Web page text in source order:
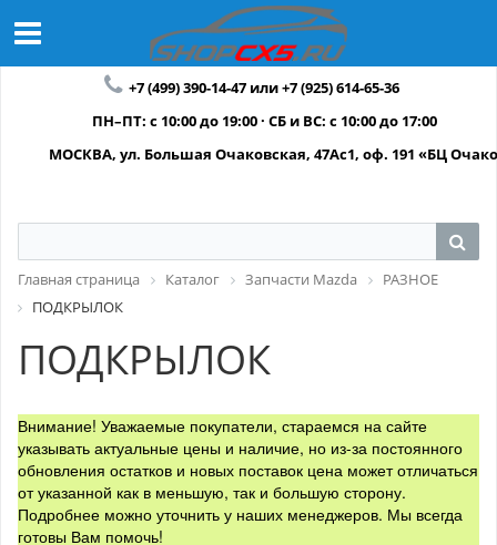
+7 (499) 390-14-47 или +7 (925) 614-65-36
ПН–ПТ: с 10:00 до 19:00 · СБ и ВС: с 10:00 до 17:00
МОСКВА, ул. Большая Очаковская, 47Ас1, оф. 191 «БЦ
Главная страница Каталог Запчасти Mazda
РАЗНОЕ
ПОДКРЫЛОК
ПОДКРЫЛОК
Внимание! Уважаемые покупатели, стараемся на сайте
указывать актуальные цены и наличие, но из-за постоянного
обновления остатков и новых поставок цена может отличаться
от указанной как в меньшую, так и большую сторону.
Подробнее можно уточнить у наших менеджеров. Мы всегда
готовы Вам помочь!